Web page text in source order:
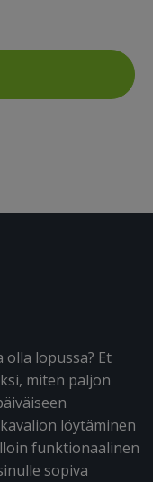
lopussa? Et
miten paljon
löytäminen
funktionaalinen
sopiva